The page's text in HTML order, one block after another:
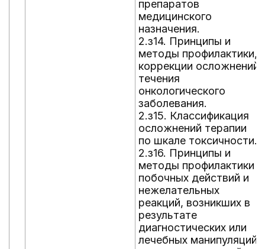
препаратов
медицинского
назначения.
2.з14. Принципы и
методы профилактики,
коррекции осложнений
течения
онкологического
заболевания.
2.з15. Классификация
осложнений терапии
по шкале токсичности.
2.з16. Принципы и
методы профилактики
побочных действий и
нежелательных
реакций, возникших в
результате
диагностических или
лечебных манипуляций,